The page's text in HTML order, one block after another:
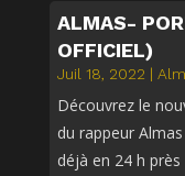
ALMAS-
OFFICIEL)
Juil 18, 2022 |
Découvrez le
du rappeur
déjà en 24 h près